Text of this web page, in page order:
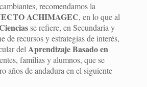
recomendamos la
ACHIMAGEC, en lo que al
se refiere, en Secundaria y
de recursos y estrategias de interés,
del Aprendizaje Basado en
familias y alumnos, que se
años de andadura en el siguiente